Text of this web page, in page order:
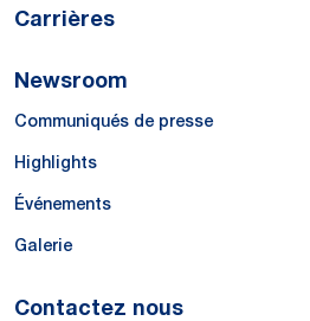
Carrières
Newsroom
Communiqués de presse
Highlights
Événements
Galerie
Contactez nous